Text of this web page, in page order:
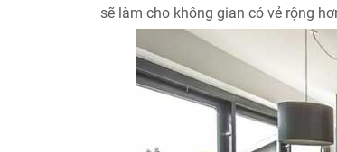
sẽ làm cho không gian có vẻ rộng